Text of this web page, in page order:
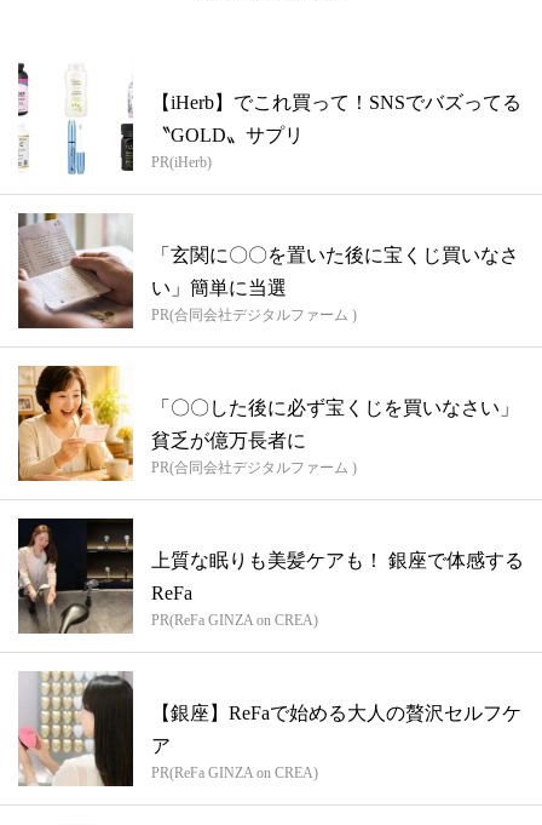
【iHerb】でこれ買って！SNSでバズってる
〝GOLD〟サプリ
PR(iHerb)
「玄関に〇〇を置いた後に宝くじ買いなさ
い」簡単に当選
PR(合同会社デジタルファーム )
「〇〇した後に必ず宝くじを買いなさい」
貧乏が億万長者に
PR(合同会社デジタルファーム )
上質な眠りも美髪ケアも！ 銀座で体感する
ReFa
PR(ReFa GINZA on CREA)
【銀座】ReFaで始める大人の贅沢セルフケ
ア
PR(ReFa GINZA on CREA)